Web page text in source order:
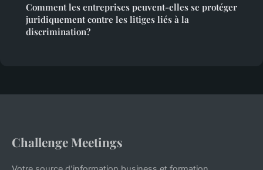
Comment les entreprises peuvent-elles se protéger
juridiquement contre les litiges liés à la
discrimination?
Challenge Meetings